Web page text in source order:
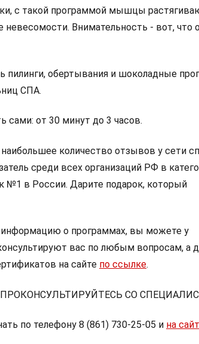
с такой программой мышцы
Внимательность - вот, что
пилинги, обертывания и шоколадные
СПА.
сами: от 30 минут до 3 часов.
количество отзывов у сети
среди всех организаций РФ в
№1 в России. Дарите подарок, который
информацию о программах, вы можете у
вас по любым вопросам, а
на сайте по ссылке.
СО
по телефону 8 (861) 730-25-05 и на